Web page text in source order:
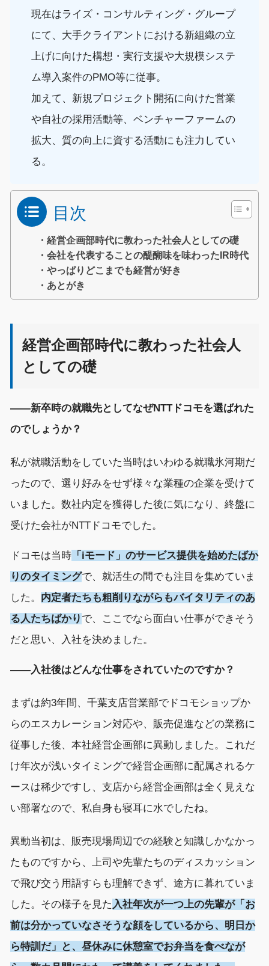
現在はライズ・コンサルティング・グループ
にて 、 大手クライアントにおける新組織の立
上げに向けた構想 ・ 実行支援や大規模システ
ム導入案件のPMO等に従事。
加えて、 新規プロジェクト 開拓に向けた営業
や自社の採用活動等、ベンチャーファームの
拡大、質の向上に資する活動にも注力してい
る。
目次
・経営企画部時代に教わった社会人としての礎
・会社を代表することの醍醐味を味わったIR時代
・やっぱりどこまでも経営が好き
・あとがき
経営企画部時代に教わった社会人
としての礎
――新卒時の就職先としてなぜNTTドコモを選ばれた
のでしょうか？
私が就職活動をしていた当時はいわゆる就職氷河期だ
ったので、選り好みをせず様々な業種の企業を受けて
いました。 数社内定を獲得した後に気になり 、 終盤に
受けた会社がNTTドコモでした。
ドコモは当時 「 iモード」のサービス提供を始めたばか
りのタイミングで、 就活生の間でも注目を集めていま
した。 内定者たちも粗削りながらもバイタリティのあ
る人たちばかり で、ここでなら面白い仕事ができそう
だと思い、入社を決めました。
――入社後はどんな仕事をされていたのですか？
まずは約3年間、 千葉支店営業部でドコモショップか
らのエスカレーション対応や、 販売促進などの業務に
従事した後、 本社経営企画部に異動しました。
これだ
け年次が浅いタイミングで経営企画部に配属されるケ
ースは稀少ですし、支店から経営企画部は全く見えな
い部署なので、 私自身も寝耳に水でしたね。
異動当初は、 販売現場周辺での経験 と知識しかなかっ
たものですから、 上司や先輩たちのディスカッション
で飛び交う用語すらも理解できず、 途方に暮れていま
した。 その様子を見た 入社年次が一つ上の先輩が「 お
前は分かっていなさそうな顔をしているから、明日か
ら特訓だ」と、昼休みに休憩室でお弁当を食べなが